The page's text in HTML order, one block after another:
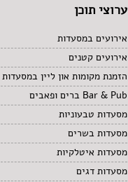
ערוצי תוכן
אירועים במסעדות
אירועים קטנים
הזמנת מקומות און ליין במסעדות
Bar & Pub ברים ופאבים
מסעדות טבעוניות
מסעדות בשרים
מסעדות איטלקיות
מסעדות דגים